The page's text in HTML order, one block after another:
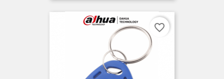
favorite_border